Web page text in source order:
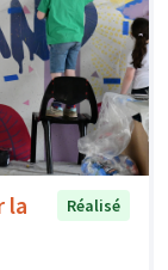
la
Réalisé